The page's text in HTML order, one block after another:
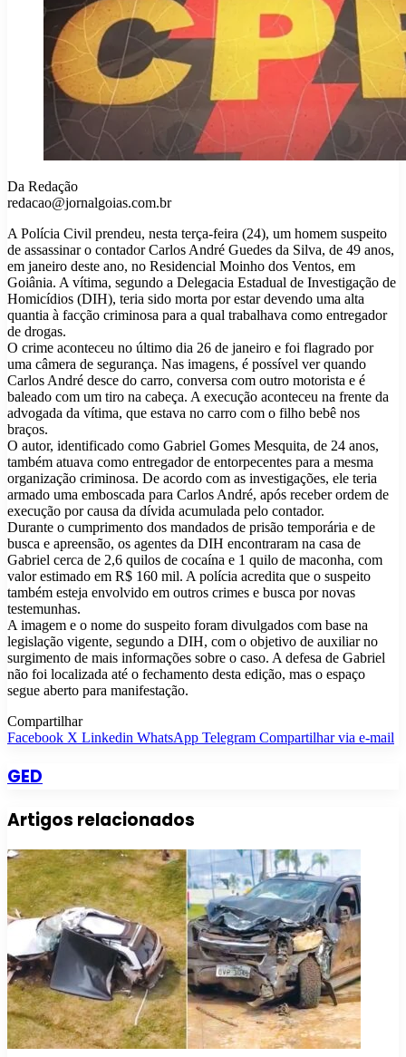
Da Redação
redacao@jornalgoias.com.br
A Polícia Civil prendeu, nesta terça-feira (24), um homem suspeito
de assassinar o contador Carlos André Guedes da Silva, de 49 anos,
em janeiro deste ano, no Residencial Moinho dos Ventos, em
Goiânia. A vítima, segundo a Delegacia Estadual de Investigação de
Homicídios (DIH), teria sido morta por estar devendo uma alta
quantia à facção criminosa para a qual trabalhava como entregador
de drogas.
O crime aconteceu no último dia 26 de janeiro e foi flagrado por
uma câmera de segurança. Nas imagens, é possível ver quando
Carlos André desce do carro, conversa com outro motorista e é
baleado com um tiro na cabeça. A execução aconteceu na frente da
advogada da vítima, que estava no carro com o filho bebê nos
braços.
O autor, identificado como Gabriel Gomes Mesquita, de 24 anos,
também atuava como entregador de entorpecentes para a mesma
organização criminosa. De acordo com as investigações, ele teria
armado uma emboscada para Carlos André, após receber ordem de
execução por causa da dívida acumulada pelo contador.
Durante o cumprimento dos mandados de prisão temporária e de
busca e apreensão, os agentes da DIH encontraram na casa de
Gabriel cerca de 2,6 quilos de cocaína e 1 quilo de maconha, com
valor estimado em R$ 160 mil. A polícia acredita que o suspeito
também esteja envolvido em outros crimes e busca por novas
testemunhas.
A imagem e o nome do suspeito foram divulgados com base na
legislação vigente, segundo a DIH, com o objetivo de auxiliar no
surgimento de mais informações sobre o caso. A defesa de Gabriel
não foi localizada até o fechamento desta edição, mas o espaço
segue aberto para manifestação.
Compartilhar
Facebook X Linkedin WhatsApp Telegram Compartilhar via e-mail
GED
Artigos relacionados